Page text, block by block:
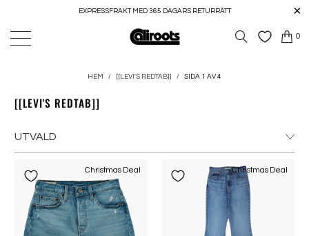
EXPRESSFRAKT MED 365 DAGARS RETURRÄTT
0
HEM / [[LEVI'S REDTAB]] / SIDA 1 AV 4
[[LEVI'S REDTAB]]
Christmas Deal Christmas Deal